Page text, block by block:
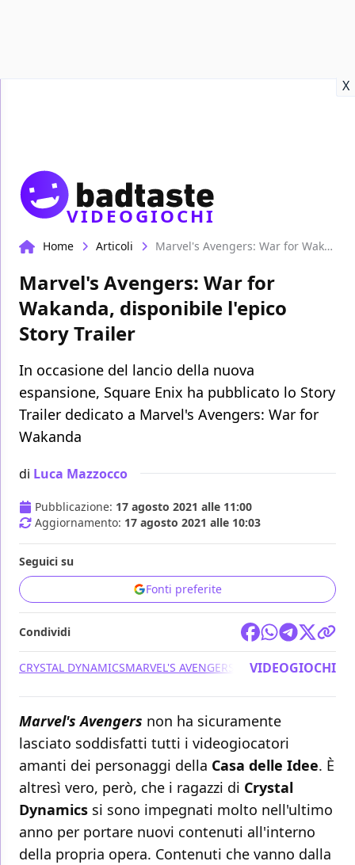
X
VIDEOGIOCHI
Home Articoli Marvel's Avengers: War for Wakanda, disponibile l'epico Story Trailer
Marvel's Avengers: War for
Wakanda, disponibile l'epico
Story Trailer
In occasione del lancio della nuova
espansione, Square Enix ha pubblicato lo Story
Trailer dedicato a Marvel's Avengers: War for
Wakanda
di Luca Mazzocco
Pubblicazione: 17 agosto 2021 alle 11:00
Aggiornamento: 17 agosto 2021 alle 10:03
Seguici su
Fonti preferite
Condividi
CRYSTAL DYNAMICSMARVEL'S AVENGERS VIDEOGIOCHI
Marvel's Avengers non ha sicuramente
lasciato soddisfatti tutti i videogiocatori
amanti dei personaggi della Casa delle Idee. È
altresì vero, però, che i ragazzi di Crystal
Dynamics si sono impegnati molto nell'ultimo
anno per portare nuovi contenuti all'interno
della propria opera. Contenuti che vanno dalla